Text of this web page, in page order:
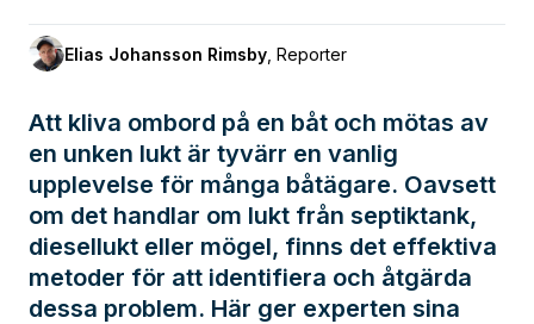
Elias Johansson Rimsby Reporter
Att kliva ombord på en båt och mötas av
en unken lukt är tyvärr en vanlig
upplevelse för många båtägare. Oavsett
om det handlar om lukt från septiktank,
diesellukt eller mögel, finns det effektiva
metoder för att identifiera och åtgärda
dessa problem. Här ger experten sina